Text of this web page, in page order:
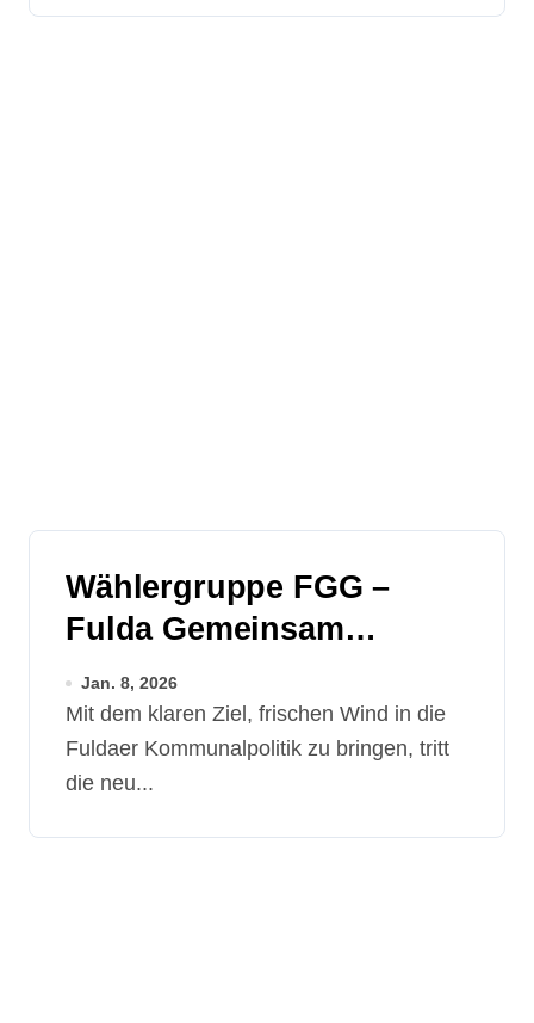
Wählergruppe FGG –
Fulda Gemeinsam
Gestalten tritt zur
Kommunalwahl in Fulda
an
Jan. 8, 2026
Mit dem klaren Ziel, frischen Wind in die
Fuldaer Kommunalpolitik zu bringen, tritt
die neu...